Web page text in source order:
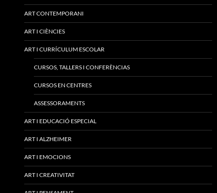
ART CONTEMPORANI
ART I CIÈNCIES
ART I CURRÍCULUM ESCOLAR
CURSOS, TALLERS I CONFERÈNCIAS
CURSOS EN CENTRES
ASSESSORAMENTS
ART I EDUCACIÓ ESPECIAL
ART I ALZHEIMER
ART I EMOCIONS
ART I CREATIVITAT